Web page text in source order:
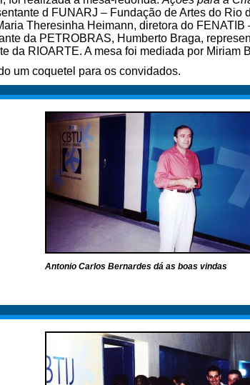
d FUNARJ – Fundação de Artes do Rio
Theresinha Heimann, diretora do
da PETROBRAS, Humberto Braga,
da RIOARTE. A mesa foi mediada por Miriam
um coquetel para os convidados.
Antonio Carlos Bernardes dá as boas vindas